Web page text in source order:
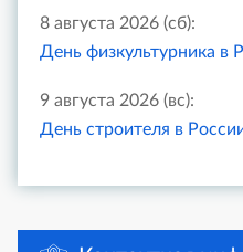
8 августа 2026 (сб):
День физкультурника в
9 августа 2026 (вс):
День строителя в